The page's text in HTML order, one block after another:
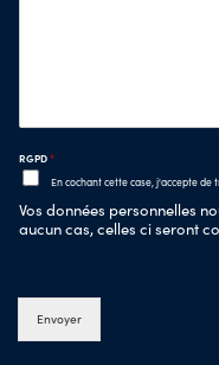
RGPD*
En cochant cette case, j'accepte
Vos données personnelles
aucun cas, celles ci seront
Envoyer